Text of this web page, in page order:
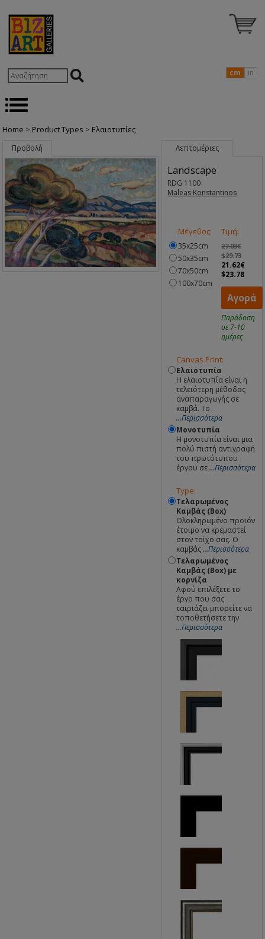
cm in
Home > Product Types > Ελαιοτυπίες
Προβολή Λεπτομέριες
Landscape
RDG 1100
Maleas Konstantinos
Μέγεθος:
35x25cm
50x35cm
70x50cm
100x70cm
Τιμή:
27.03€
$29.73
21.62€
$23.78
Αγορά
Παράδοση
σε 7-10
ημέρες
Canvas Print:
Ελαιοτυπία
Η ελαιοτυπία είναι η
τελειότερη μέθοδος
αναπαραγωγής σε
καμβά. Το
...Περισσότερα
Μονοτυπία
Η μονοτυπία είναι μια
πολύ πιστή αντιγραφή
του πρωτότυπου
έργου σε...Περισσότερα
Type:
Τελαρωμένος
Καμβάς (Box)
Ολοκληρωμένο προϊόν
έτοιμο να κρεμαστεί
στον τοίχο σας. Ο
καμβάς...Περισσότερα
Τελαρωμένος
Καμβάς (Box) με
κορνίζα
Αφού επιλέξετε το
έργο που σας
ταιριάζει μπορείτε να
τοποθετήσετε την
...Περισσότερα